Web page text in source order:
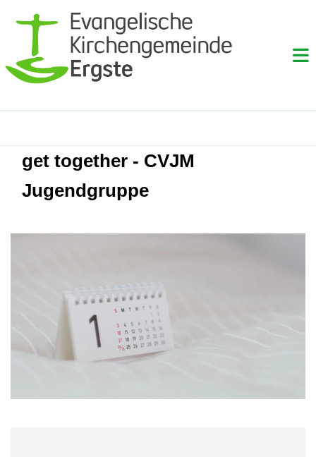
get together - CVJM
Jugendgruppe